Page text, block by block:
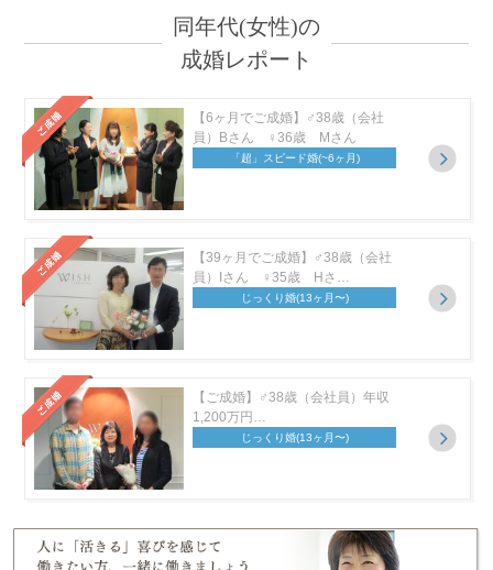
同年代(女性)の
成婚レポート
【6ヶ月でご成婚】♂38歳（会社
員）Bさん ♀36歳 Mさん
「超」スピード婚(~6ヶ月)
【39ヶ月でご成婚】♂38歳（会社
員）Iさん ♀35歳 Hさ…
じっくり婚(13ヶ月〜)
【ご成婚】♂38歳（会社員）年収
1,200万円…
じっくり婚(13ヶ月〜)